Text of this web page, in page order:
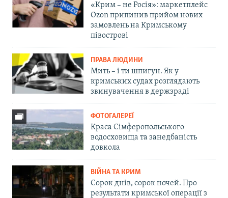
«Крим – не Росія»: маркетплейс
Ozon припинив прийом нових
замовлень на Кримському
півострові
ПРАВА ЛЮДИНИ
Мить – і ти шпигун. Як у
кримських судах розглядають
звинувачення в держзраді
ФОТОГАЛЕРЕЇ
Краса Сімферопольського
водосховища та занедбаність
довкола
ВІЙНА ТА КРИМ
Сорок днів, сорок ночей. Про
результати кримської операції з